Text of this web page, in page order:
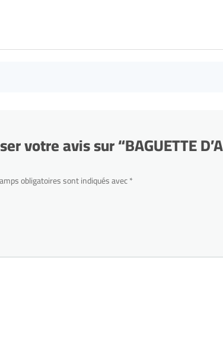
votre avis sur “BAGUETTE
obligatoires sont indiqués avec*